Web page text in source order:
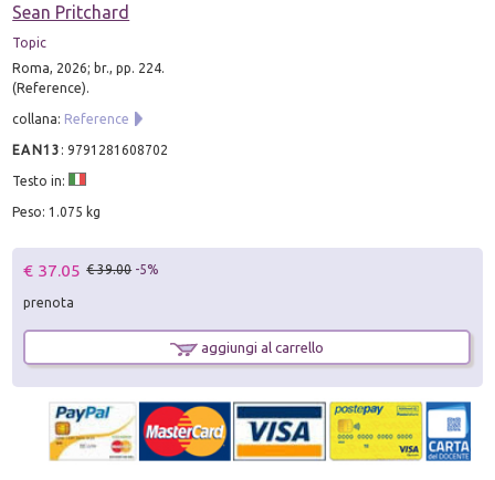
Sean Pritchard
Topic
Roma, 2026; br., pp. 224.
(Reference).
collana: Reference
EAN13 :9791281608702
Testo in:
Peso: 1.075 kg
€ 37.05 € 39.00 -5%
prenota
aggiungi al carrello